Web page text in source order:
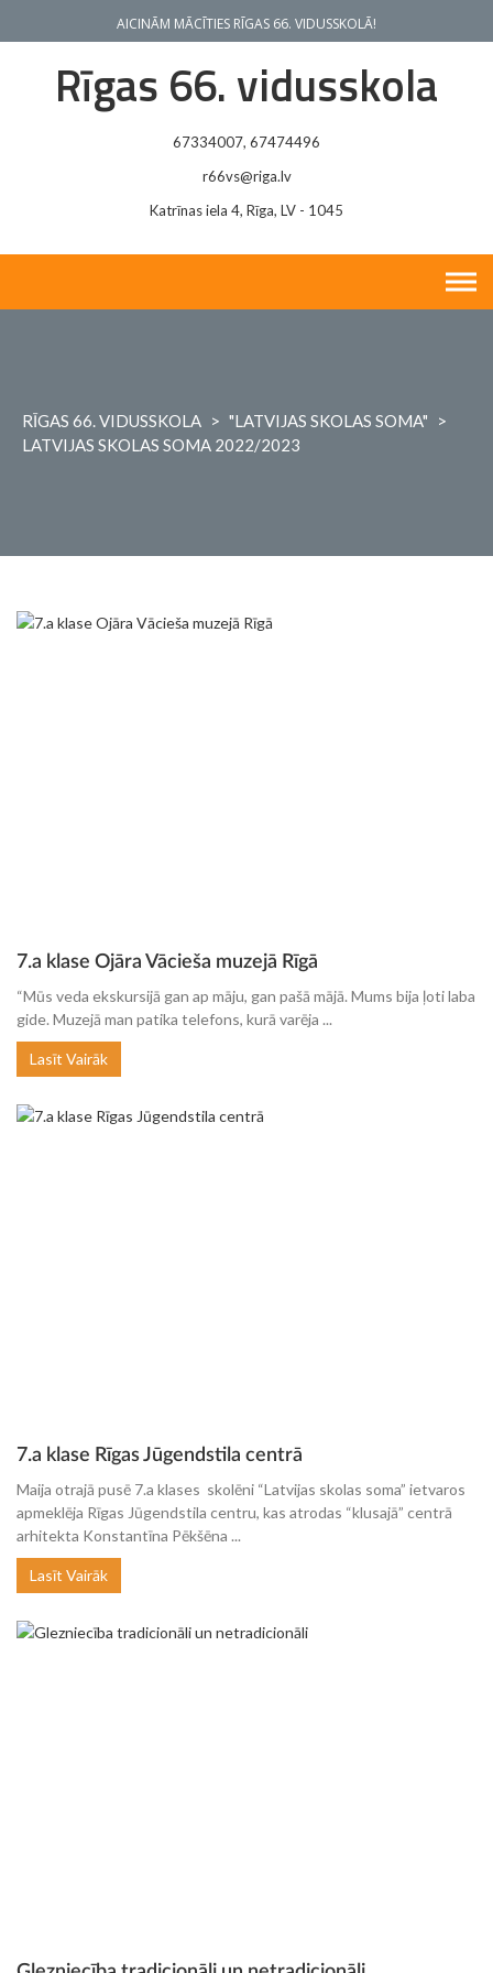
AICINĀM MĀCĪTIES RĪGAS 66. VIDUSSKOLĀ!
Rīgas 66. vidusskola
67334007, 67474496
r66vs@riga.lv
Katrīnas iela 4, Rīga, LV - 1045
RĪGAS 66. VIDUSSKOLA > "LATVIJAS SKOLAS SOMA"
>
LATVIJAS SKOLAS SOMA 2022/2023
7.a klase Ojāra Vācieša muzejā Rīgā
“Mūs veda ekskursijā gan ap māju, gan pašā mājā. Mums bija ļoti laba
gide. Muzejā man patika telefons, kurā varēja ...
Lasīt Vairāk
7.a klase Rīgas Jūgendstila centrā
Maija otrajā pusē 7.a klases skolēni “Latvijas skolas soma” ietvaros
apmeklēja Rīgas Jūgendstila centru, kas atrodas “klusajā” centrā
arhitekta Konstantīna Pēkšēna ...
Lasīt Vairāk